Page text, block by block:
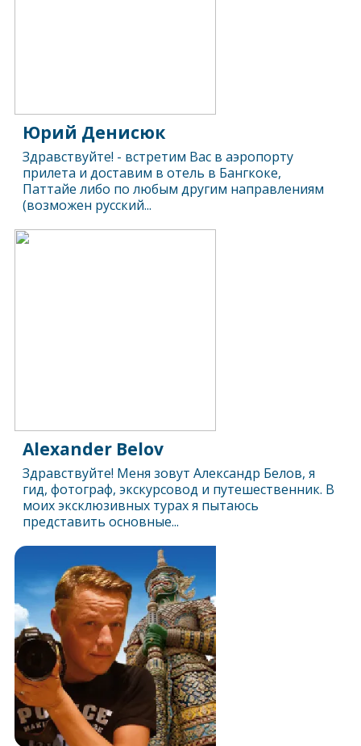
Юрий Денисюк
Здравствуйте! - встретим Вас в аэропорту
прилета и доставим в отель в Бангкоке,
Паттайе либо по любым другим направлениям
(возможен русский...
Alexander Belov
Здравствуйте! Меня зовут Александр Белов, я
гид, фотограф, экскурсовод и путешественник. В
моих эксклюзивных турах я пытаюсь
представить основные...